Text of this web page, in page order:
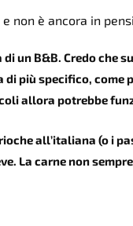
non è ancora in
un B&B. Credo che
più specifico, come
allora potrebbe
all’italiana (o i
La carne non